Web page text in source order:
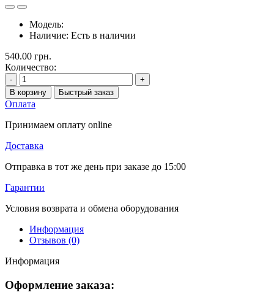
Модель:
Наличие: Есть в наличии
540.00 грн.
Количество:
-
+
В корзину
Быстрый заказ
Оплата
Принимаем оплату online
Доставка
Отправка в тот же день при заказе до 15:00
Гарантии
Условия возврата и обмена оборудования
Информация
Отзывов (0)
Информация
Оформление заказа: